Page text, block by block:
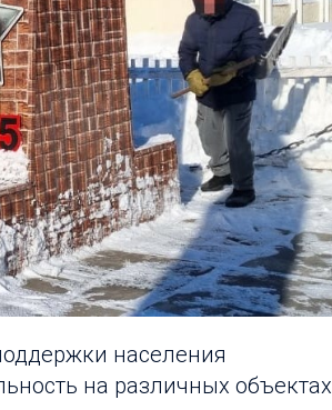
населения
на различных объектах